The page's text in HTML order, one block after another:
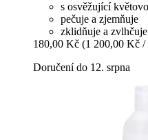
s osvěžující
pečuje a zjemňuje
zklidňuje a zvlhčuje
180,00 Kč (1 200,00 Kč /
Doručení do 12. srpna